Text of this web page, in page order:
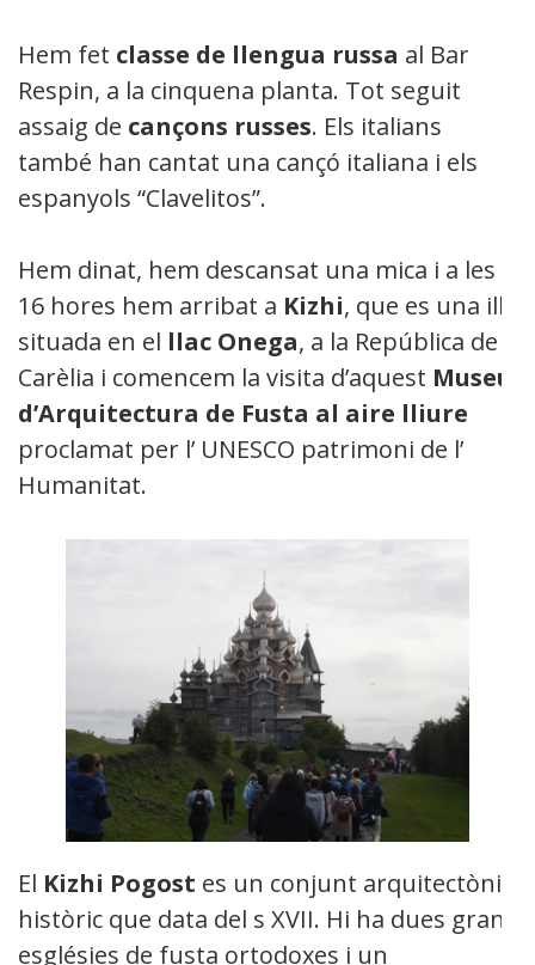
Hem fet classe de llengua russa al Bar
Respin, a la cinquena planta. Tot seguit
assaig de cançons russes. Els italians
també han cantat una cançó italiana i els
espanyols “Clavelitos”.
Hem dinat, hem descansat una mica i a les
16 hores hem arribat a Kizhi, que es una illa
situada en el llac Onega, a la República de
Carèlia i comencem la visita d’aquest Museu
d’Arquitectura de Fusta al aire lliure
proclamat per l’ UNESCO patrimoni de l’
Humanitat.
El Kizhi Pogost es un conjunt arquitectònic
històric que data del s XVII. Hi ha dues grans
esglésies de fusta ortodoxes i un